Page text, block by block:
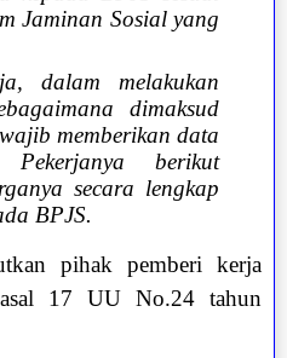
Jaminan Sosial yang
dalam melakukan
dimaksud
memberikan data
berikut
secara lengkap
BPJS.
pihak pemberi kerja
17 UU No.24 tahun